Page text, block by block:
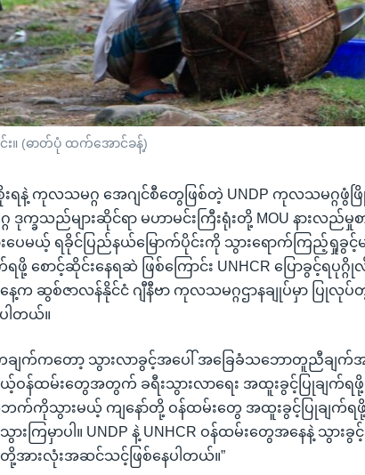
င်း။ (ဓာတ်ပုံ ထက်အောင်ခန့်)
းရနဲ့ ကုလသမဂ္ဂ အေဂျင်စီတွေဖြစ်တဲ့ UNDP ကုလသမဂ္ဂဖွံဖြို
ဒုက္ခသည်များဆိုင်ရာ မဟာမင်းကြီးရုံးတို့ MOU နားလည်မှုစ
းပေမယ့် ရခိုင်ပြည်နယ်မြောက်ပိုင်းကို သွားရောက်ကြည့်ရှုခွ
ရဖို့ စောင့်ဆိုင်းနေရဆဲ ဖြစ်ကြောင်း UNHCR ပြောခွင့်ရပုဂ္ဂို
ေ့က ဆွစ်ဇာလန်နိုင်ငံ ဂျီနီဗာ ကုလသမဂ္ဂဌာနချုပ်မှာ ပြုလုပ်
ပါတယ်။
ချက်ကတော့ သွားလာခွင့်အပေါ် အခြေခံသဘောတူညီချက်အ
ဝန်ထမ်းတွေအတွက် ခရီးသွားလာရေး အထူးခွင့်ပြုချက်ရဖို့
က်ကိုသွားမယ့် ကျနော်တို့ ဝန်ထမ်းတွေ အထူးခွင့်ပြုချက်ရဖို့ စ
သွားကြမှာပါ။ UNDP နဲ့ UNHCR ဝန်ထမ်းတွေအနေနဲ့ သွား
အားလုံးအဆင်သင့်ဖြစ်နေပါတယ်။”